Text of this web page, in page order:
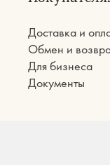
Доставка и
Обмен и
Для бизнеса
Документы